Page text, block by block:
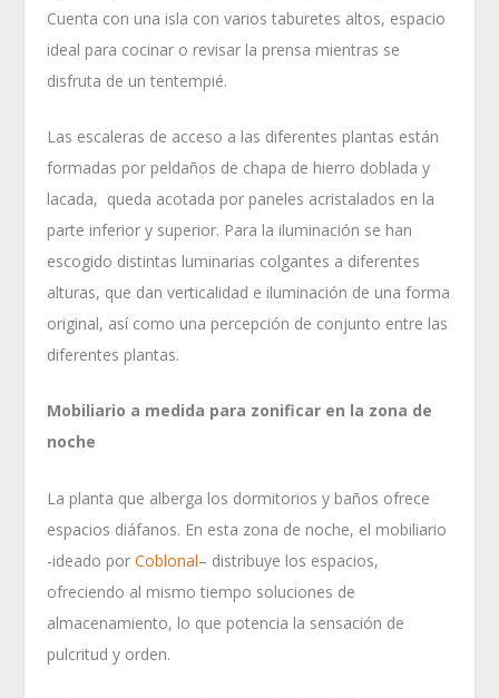
Cuenta con una isla con varios taburetes altos, espacio
ideal para cocinar o revisar la prensa mientras se
disfruta de un tentempié.
Las escaleras de acceso a las diferentes plantas están
formadas por peldaños de chapa de hierro doblada y
lacada, queda acotada por paneles acristalados en la
parte inferior y superior. Para la iluminación se han
escogido distintas luminarias colgantes a diferentes
alturas, que dan verticalidad e iluminación de una forma
original, así como una percepción de conjunto entre las
diferentes plantas.
Mobiliario a medida para zonificar en la zona de
noche
La planta que alberga los dormitorios y baños ofrece
espacios diáfanos. En esta zona de noche, el mobiliario
-ideado porCoblonal– distribuye los espacios,
ofreciendo al mismo tiempo soluciones de
almacenamiento, lo que potencia la sensación de
pulcritud y orden.